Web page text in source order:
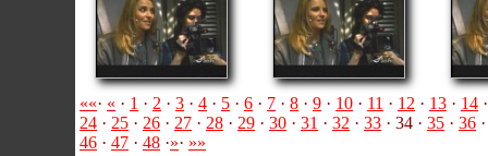
««· « · 1 · 2 · 3 · 4 · 5 · 6 · 7 · 8 · 9 · 10 · 11 · 12 · 13 · 14
24 · 25 · 26 · 27 · 28 · 29 · 30 · 31 · 32 · 33 · 34 · 35 · 36
46 · 47 · 48 ·»· »»